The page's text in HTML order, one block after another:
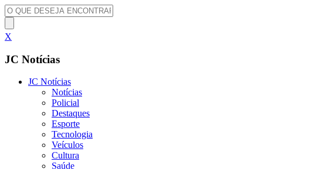
X
JC Notícias
JC Notícias
Notícias
Policial
Destaques
Esporte
Tecnologia
Veículos
Cultura
Saúde